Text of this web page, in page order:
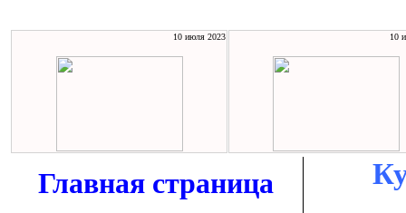
10 июля 2023 10
Главная страница